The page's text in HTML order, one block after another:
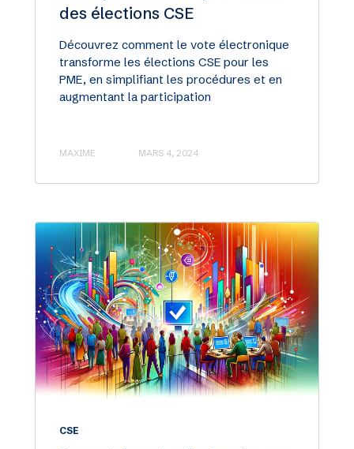
des élections CSE
Découvrez comment le vote électronique
transforme les élections CSE pour les
PME, en simplifiant les procédures et en
augmentant la participation
MAXIME MARS 4, 2024
CSE